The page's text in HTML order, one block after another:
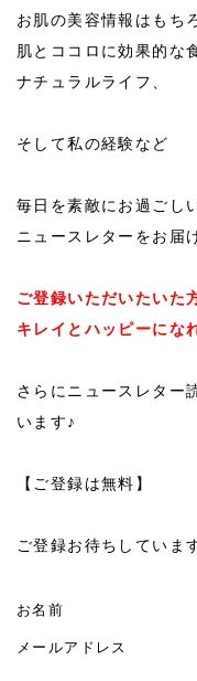
お肌の美容情報はもち
肌とココロに効果的な
ナチュラルライフ、
そして私の経験など
毎日を素敵にお過ごし
ニュースレターをお届
ご登録いただいたいた
キレイとハッピーにな
さらにニュースレター
います♪
【ご登録は無料】
ご登録お待ちしていま
お名前
メールアドレス